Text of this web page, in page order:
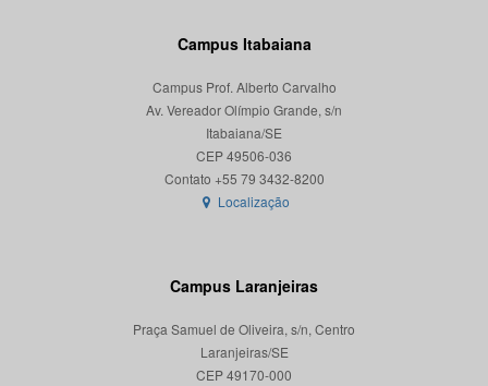
Campus Itabaiana
Campus Prof. Alberto Carvalho
Av. Vereador Olímpio Grande, s/n
Itabaiana/SE
CEP 49506-036
Localização
Campus Laranjeiras
Praça Samuel de Oliveira, s/n, Centro
Laranjeiras/SE
CEP 49170-000